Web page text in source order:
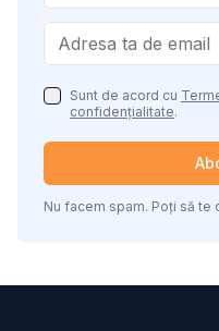
Sunt de acord cu
confidențialitate.
Nu facem spam. Poți să te